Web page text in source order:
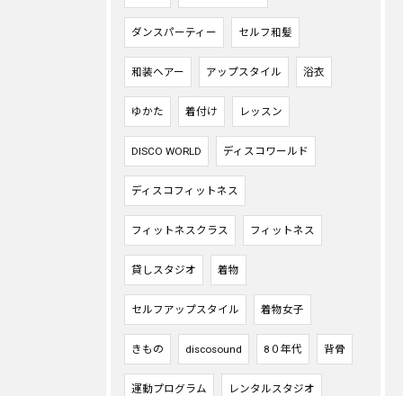
ダンスパーティー セルフ和髪
和装ヘアー アップスタイル 浴衣
ゆかた 着付け レッスン
DISCO WORLD ディスコワールド
ディスコフィットネス
フィットネスクラス フィットネス
貸しスタジオ 着物
セルフアップスタイル 着物女子
きもの discosound 8０年代 背骨
運動プログラム レンタルスタジオ